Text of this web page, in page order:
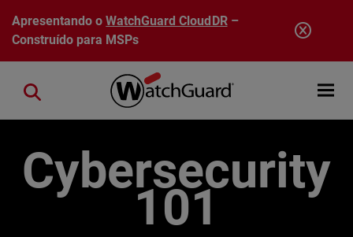
Pular para o conteúdo principal
Apresentando oWatchGuard CloudDR–
Construído para MSPs
Open
Close search
Cybersecurity
101